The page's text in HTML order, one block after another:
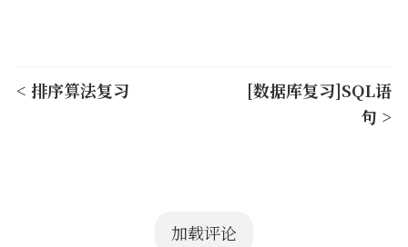
< 排序算法复习
[数据库复习]SQL语
句 >
加载评论